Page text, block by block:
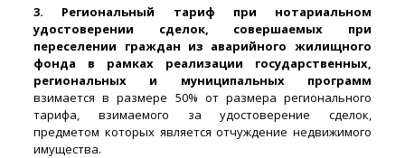
3. Региональный тариф при нотариальном
удостоверении сделок, совершаемых при
переселении граждан из аварийного жилищного
фонда в рамках реализации государственных,
региональных и муниципальных программ
взимается в размере 50% от размера регионального
тарифа, взимаемого за удостоверение сделок,
предметом которых является отчуждение недвижимого
имущества.